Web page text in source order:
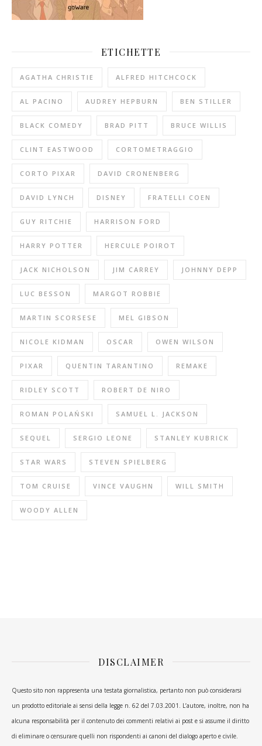
ETICHETTE
AGATHA CHRISTIE ALFRED HITCHCOCK
AL PACINO AUDREY HEPBURN BEN STILLER
BLACK COMEDY BRAD PITT BRUCE WILLIS
CLINT EASTWOOD CORTOMETRAGGIO
CORTO PIXAR DAVID CRONENBERG
DAVID LYNCH DISNEY FRATELLI COEN
GUY RITCHIE HARRISON FORD
HARRY POTTER HERCULE POIROT
JACK NICHOLSON JIM CARREY JOHNNY DEPP
LUC BESSON MARGOT ROBBIE
MARTIN SCORSESE MEL GIBSON
NICOLE KIDMAN OSCAR OWEN WILSON
PIXAR QUENTIN TARANTINO REMAKE
RIDLEY SCOTT ROBERT DE NIRO
ROMAN POLAŃSKI SAMUEL L. JACKSON
SEQUEL SERGIO LEONE STANLEY KUBRICK
STAR WARS STEVEN SPIELBERG
TOM CRUISE VINCE VAUGHN WILL SMITH
WOODY ALLEN
DISCLAIMER
Questo sito non rappresenta una testata giornalistica, pertanto non può considerarsi
un prodotto editoriale ai sensi della legge n. 62 del 7.03.2001. L’autore, inoltre, non ha
alcuna responsabilità per il contenuto dei commenti relativi ai post e si assume il diritto
di eliminare o censurare quelli non rispondenti ai canoni del dialogo aperto e civile.